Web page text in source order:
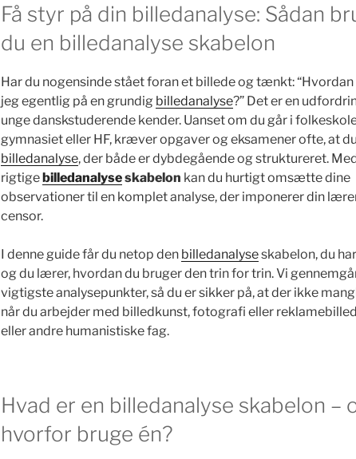
Få styr på din billedanalyse: Sådan
du en billedanalyse skabelon
Har du nogensinde stået foran et billede og tænkt:
jeg egentlig på en grundig billedanalyse?” Det er en
unge danskstuderende kender. Uanset om du går i
gymnasiet eller HF, kræver opgaver og eksamener ofte, at
billedanalyse, der både er dybdegående og struktureret.
rigtigebilledanalyseskabelon kan du hurtigt omsætte dine
observationer til en komplet analyse, der imponerer din
censor.
I denne guide får du netop den billedanalyseskabelon, du
og du lærer, hvordan du bruger den trin for trin. Vi
vigtigste analysepunkter, så du er sikker på, at der ikke
når du arbejder med billedkunst, fotografi eller
eller andre humanistiske fag.
Hvad er en billedanalyse skabelon –
hvorfor bruge én?